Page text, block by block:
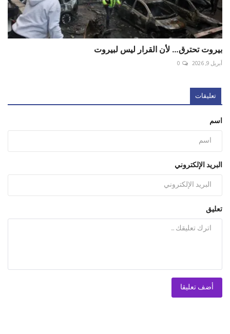
بيروت تحترق… لأن القرار ليس لبيروت
أبريل 9, 2026 0
تعليقات
اسم
البريد الإلكتروني
تعليق
أضف تعليقا